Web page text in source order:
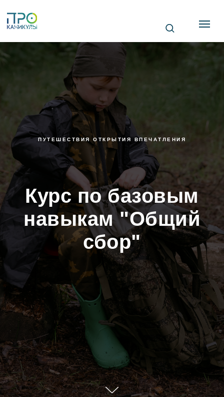
ПУТЕШЕСТВИЯ ОТКРЫТИЯ ВПЕЧАТЛЕНИЯ
Курс по базовым
навыкам "Общий
сбор"
ВОЗРАСТ 0+
Оставить заявку